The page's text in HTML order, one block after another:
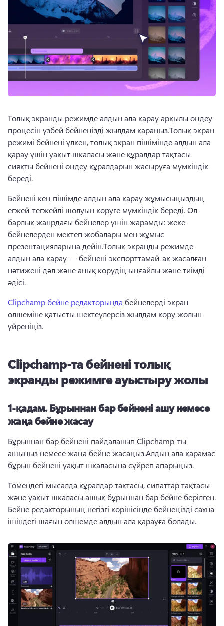
Толық экранды режимде алдын ала қарау арқылы өңдеу
процесін үзбей бейнеңізді жылдам қараңыз.Толық экран
режимі бейнені үлкен, толық экран пішімінде алдын ала
қарау үшін уақыт шкаласы және құралдар тақтасы
сияқты бейнені өңдеу құралдарын жасыруға мүмкіндік
береді.
Бейнені кең пішімде алдын ала қарау жұмысыңыздың
егжей-тегжейлі шолуын көруге мүмкіндік береді. Ол
барлық жанрдағы бейнелер үшін жарамды: жеке
бейнелерден мектеп жобалары мен жұмыс
презентацияларына дейін.Толық экранды режимде
алдын ала қарау — бейнені экспорттамай-ақ жасалған
нәтижені дәл және анық көрудің ыңғайлы және тиімді
әдісі.
Clipchamp бейне редакторында бейнелерді экран
өлшеміне қатысты шектеулерсіз жылдам көру жолын
үйреніңіз.
Clipchamp-та бейнені толық
экранды режимге ауыстыру жолы
1-қадам.Бұрыннан бар бейнені ашу немесе
жаңа бейне жасау
Бұрыннан бар бейнені пайдаланып Clipchamp-ты
ашыңыз немесе жаңа бейне жасаңыз.Алдын ала қарамас
бұрын бейнені уақыт шкаласына сүйреп апарыңыз.
Төмендегі мысалда құралдар тақтасы, сипаттар тақтасы
Бейне редакторының негізгі көрінісінде бейнеңізді сахна
ішіндегі шағын өлшемде алдын ала қарауға болады.